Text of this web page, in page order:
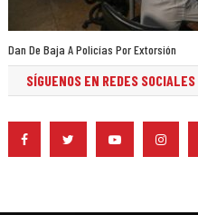
Dan De Baja A Policías Por Extorsión
SÍGUENOS EN REDES SOCIALES